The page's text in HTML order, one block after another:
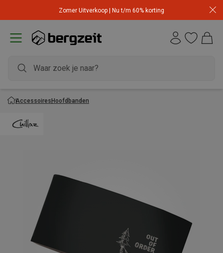
Zomer Uitverkoop | Nu t/m 60% korting
AccessoiresHoofdbanden